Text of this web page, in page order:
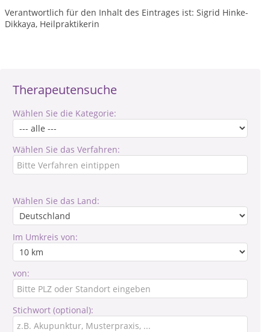
Therapeutensuche
Wählen Sie die Kategorie:
Wählen Sie das Verfahren:
Wählen Sie das Land:
Im Umkreis von:
von:
Stichwort (optional):
Verantwortlich für den Inhalt des Eintrages ist: Sigrid Hinke-
Dikkaya, Heilpraktikerin